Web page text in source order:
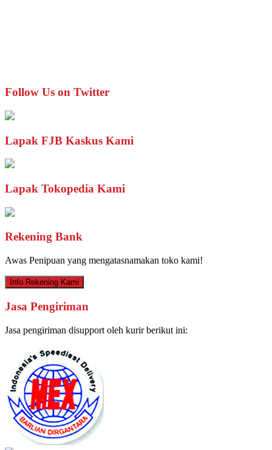
Follow Us on Twitter
Lapak FJB Kaskus Kami
Lapak Tokopedia Kami
Rekening Bank
Awas Penipuan yang mengatasnamakan toko kami!
Info Rekening Kami
Jasa Pengiriman
Jasa pengiriman disupport oleh kurir berikut ini: